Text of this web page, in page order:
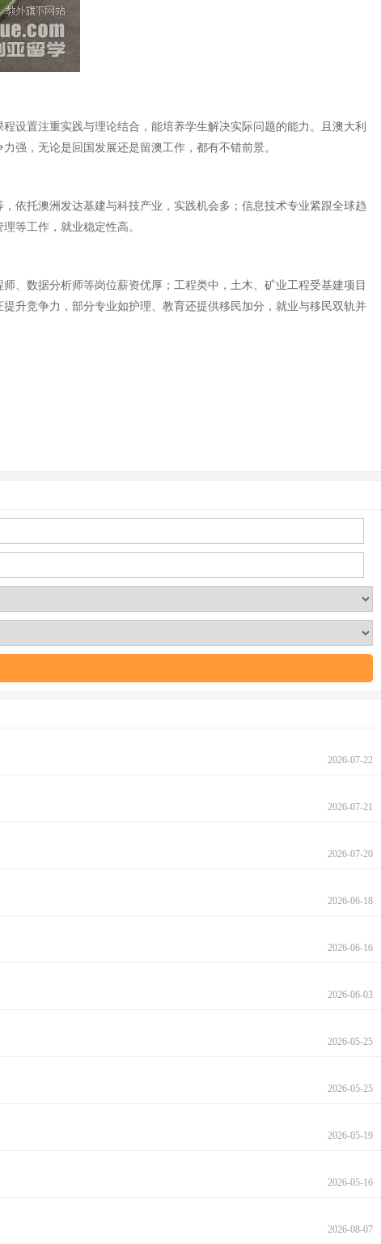
设置注重实践与理论结合，能培养学生解决实际问题的能力。且澳大利
强，无论是回国发展还是留澳工作，都有不错前景。
依托澳洲发达基建与科技产业，实践机会多；信息技术专业紧跟全球趋
等工作，就业稳定性高。
、数据分析师等岗位薪资优厚；工程类中，土木、矿业工程受基建项目
升竞争力，部分专业如护理、教育还提供移民加分，就业与移民双轨并
2026-07-22
2026-07-21
2026-07-20
2026-06-18
2026-06-16
2026-06-03
2026-05-25
2026-05-25
2026-05-19
2026-05-16
2026-08-07